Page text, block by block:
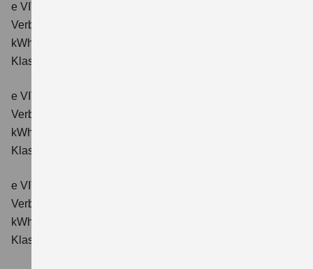
e VITARA eAxle ALLGRIP-e Comfort (61 kWh-Batterie)
Verbrauchswerte: Energieverbrauch kombiniert: 16,6
kWh/100km; CO₂-Emissionen kombiniert: 0 g/km; CO₂-
Klasse: A.
e VITARA eAxle Comfort+ (61 kWh-Batterie)
Verbrauchswerte: Energieverbrauch kombiniert: 15,1
kWh/100km; CO₂-Emissionen kombiniert: 0 g/km; CO₂-
Klasse: A.
e VITARA eAxle ALLGRIP-e Comfort+ (61 kWh-Batterie)
Verbrauchswerte: Energieverbrauch kombiniert: 16,6
kWh/100 km; CO₂-Emissionen kombiniert: 0 g/km; CO₂-
Klasse: A.